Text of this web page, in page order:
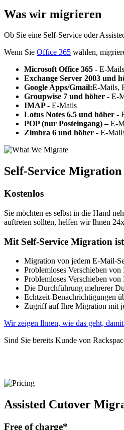
Was wir migrieren
Ob Sie eine Self-Service oder
Wenn Sie Office 365 wählen,
Microsoft Office 365 - E-
Exchange Server 2003 und
Google Apps/Gmail:E-Mails,
Groupwise 7 und höher - E-
IMAP - E-Mails
Lotus Notes 6.5 und höher -
POP (nur Posteingang) –E-
Zimbra 6 und höher - E-
Self-Service Migration
Kostenlos
Sie möchten es selbst in die Hand
auftreten sollten, helfen wir Ihnen
Mit Self-Service Migration
Migration von jedem E-Mail-
Problemloses Verschieben
Problemloses Verschieben
Die Durchführung mehrerer
Echtzeit-Benachrichtigungen
Zugriff auf Ihre Migration mit
Wir zeigen Ihnen, wie das geht,
Sind Sie bereits Kunde von
Assisted Cutover
Free of charge*